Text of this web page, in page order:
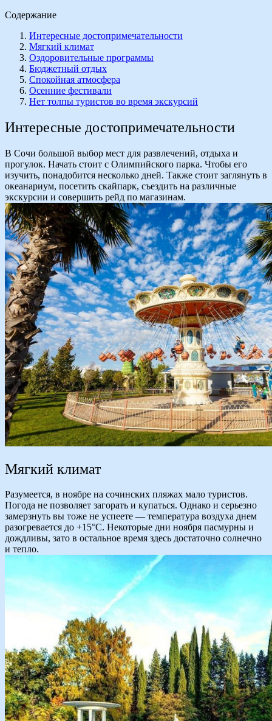
Содержание
Интересные достопримечательности
Мягкий климат
Оздоровительные программы
Бюджетный отдых
Спокойная атмосфера
Осенние фестивали
Нет толпы туристов во время экскурсий
Интересные достопримечательности
В Сочи большой выбор мест для развлечений, отдыха и
прогулок. Начать стоит с Олимпийского парка. Чтобы его
изучить, понадобится несколько дней. Также стоит заглянуть в
океанариум, посетить скайпарк, съездить на различные
экскурсии и совершить рейд по магазинам.
Мягкий климат
Разумеется, в ноябре на сочинских пляжах мало туристов.
Погода не позволяет загорать и купаться. Однако и серьезно
замерзнуть вы тоже не успеете — температура воздуха днем
разогревается до +15°С. Некоторые дни ноября пасмурны и
дождливы, зато в остальное время здесь достаточно солнечно
и тепло.